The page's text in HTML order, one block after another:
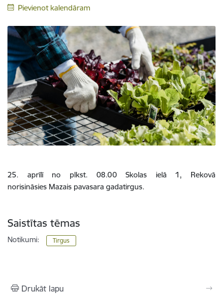
Pievienot kalendāram
25. aprīlī no plkst. 08.00 Skolas ielā 1, Rekovā
norisināsies Mazais pavasara gadatirgus.
Saistītas tēmas
Notikumi: Tirgus
Drukāt lapu